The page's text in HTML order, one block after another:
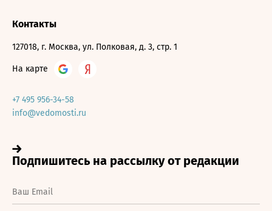
Контакты
127018, г. Москва, ул. Полковая, д. 3, стр. 1
На карте
+7 495 956-34-58
info@vedomosti.ru